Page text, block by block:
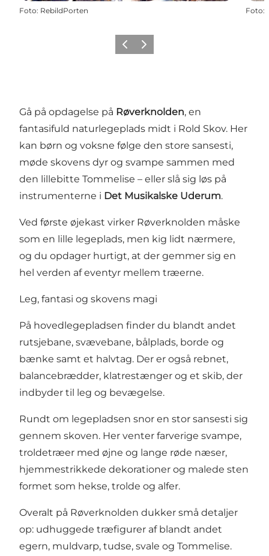
Foto: RebildPorten Foto:
Forrige billede
Næste billede
Gå på opdagelse på Røverknolden, en
fantasifuld naturlegeplads midt i Rold Skov. Her
kan børn og voksne følge den store sansesti,
møde skovens dyr og svampe sammen med
den lillebitte Tommelise – eller slå sig løs på
instrumenterne i Det Musikalske Uderum.
Ved første øjekast virker Røverknolden måske
som en lille legeplads, men kig lidt nærmere,
og du opdager hurtigt, at der gemmer sig en
hel verden af eventyr mellem træerne.
Leg, fantasi og skovens magi
På hovedlegepladsen finder du blandt andet
rutsjebane, svævebane, bålplads, borde og
bænke samt et halvtag. Der er også rebnet,
balancebrædder, klatrestænger og et skib, der
indbyder til leg og bevægelse.
Rundt om legepladsen snor en stor sansesti sig
gennem skoven. Her venter farverige svampe,
troldetræer med øjne og lange røde næser,
hjemmestrikkede dekorationer og malede sten
formet som hekse, trolde og alfer.
Overalt på Røverknolden dukker små detaljer
op: udhuggede træfigurer af blandt andet
egern, muldvarp, tudse, svale og Tommelise.